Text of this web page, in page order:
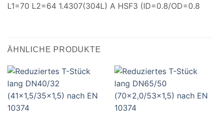
L1=70 L2=64 1.4307(304L) A HSF3 (ID=0.8/OD=0.8
ÄHNLICHE PRODUKTE